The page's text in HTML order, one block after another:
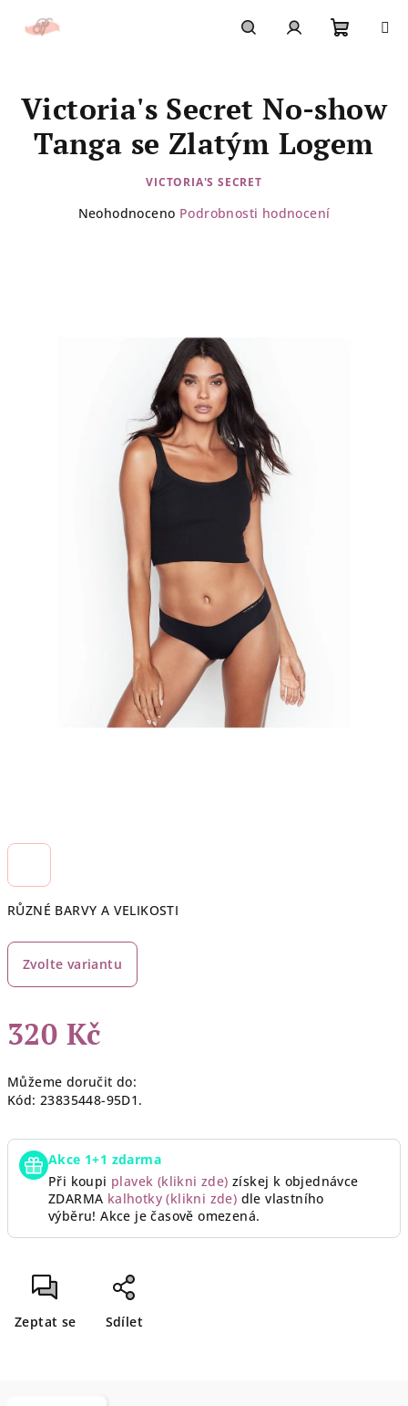
košík
RŮZNÉ BARVY A VELIKOSTI
Zvolte variantu
320 Kč
cena:
Můžeme doručit do:
Kód: 23835448-95D1.
Akce 1+1 zdarma
Při koupi plavek (klikni zde) získej k objednávce
ZDARMA kalhotky (klikni zde) dle vlastního
výběru! Akce je časově omezená.
Zeptat se Sdílet
Victoria's Secret No-show
Tanga se Zlatým Logem
VICTORIA'S SECRET
Průměrné
Neohodnoceno Podrobnosti hodnocení